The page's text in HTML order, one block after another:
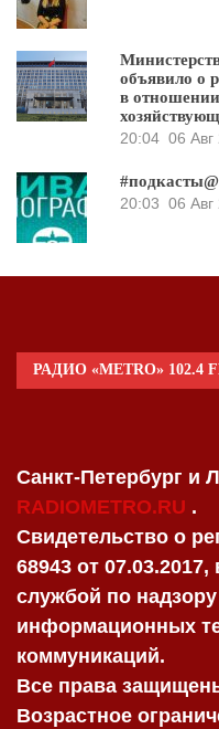
объявило о
в
20:04 06 Авг
20:03 06 Авг
РАДИО «METRO» 102.4
Санкт-Петербург и
RADIOMETRO.RU .
Свидетельство о
68943 от
службой по
информационных
коммуникаций.
Все права
Возрастное